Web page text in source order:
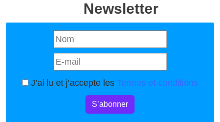
Newsletter
J’ai lu et j’accepte les Termes et conditions
S’abonner